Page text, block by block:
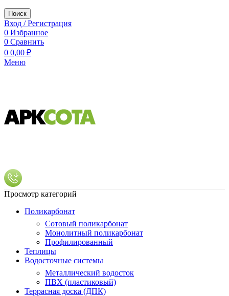
Поиск
Вход / Регистрация
0 Избранное
0 Сравнить
0 0,00 ₽
Меню
Просмотр категорий
Поликарбонат
Сотовый поликарбонат
Монолитный поликарбонат
Профилированный
Теплицы
Водосточные системы
Металлический водосток
ПВХ (пластиковый)
Террасная доска (ДПК)